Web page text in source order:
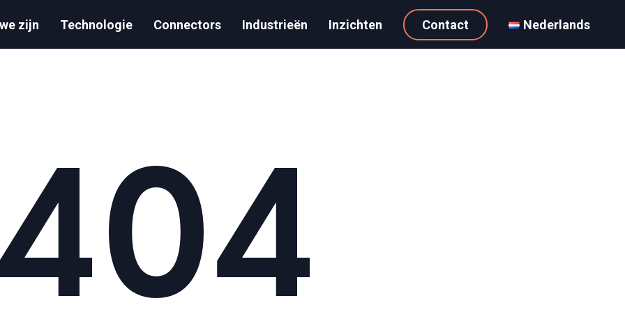
zijn Technologie Connectors Industrieën Inzichten Contact Nederlands
404